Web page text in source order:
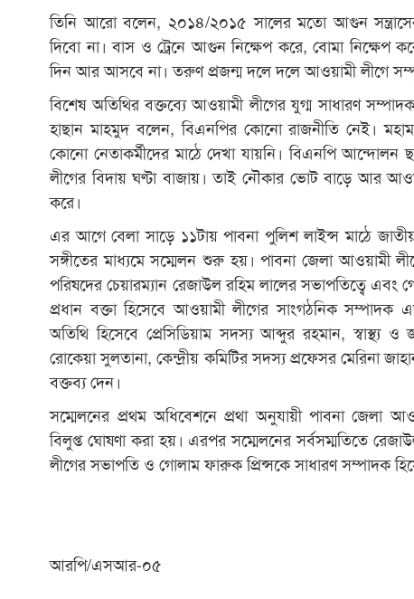
তিনি আরো বলেন, ২০১৪/২০১৫ সালের মতো আগুন
দিবো না। বাস ও ট্রেনে আগুন নিক্ষেপ করে, বোমা নিক্ষেপ
দিন আর আসবে না। তরুণ প্রজন্ম দলে দলে আওয়ামী লীগে
বিশেষ অতিথির বক্তব্যে আওয়ামী লীগের যুগ্ম সাধারণ
হাছান মাহমুদ বলেন, বিএনপির কোনো রাজনীতি নেই।
কোনো নেতাকর্মীদের মাঠে দেখা যায়নি। বিএনপি আন্দোলন
লীগের বিদায় ঘণ্টা বাজায়। তাই নৌকার ভোট বাড়ে আর
করে।
এর আগে বেলা সাড়ে ১১টায় পাবনা পুলিশ লাইন্স মাঠে
সঙ্গীতের মাধ্যমে সম্মেলন শুরু হয়। পাবনা জেলা আওয়ামী
পরিষদের চেয়ারম্যান রেজাউল রহিম লালের সভাপতিত্বে এবং
প্রধান বক্তা হিসেবে আওয়ামী লীগের সাংগঠনিক
অতিথি হিসেবে প্রেসিডিয়াম সদস্য আব্দুর রহমান, স্বাস্থ্য
রোকেয়া সুলতানা, কেন্দ্রীয় কমিটির সদস্য প্রফেসর মেরিনা
বক্তব্য দেন।
সম্মেলনের প্রথম অধিবেশনে প্রথা অনুযায়ী পাবনা জেলা
বিলুপ্ত ঘোষণা করা হয়। এরপর সম্মেলনের সর্বসম্মতিতে
লীগের সভাপতি ও গোলাম ফারুক প্রিন্সকে সাধারণ সম্পাদক
আরপি/এসআর-০৫